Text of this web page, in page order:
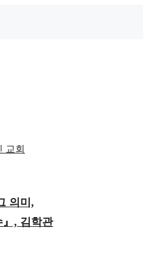
의미,
』, 김학관